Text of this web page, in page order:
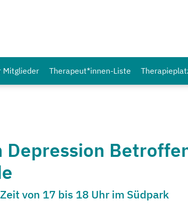
Mitglieder Therapeut*innen-Liste
von 17 bis 18 Uhr im Südpark